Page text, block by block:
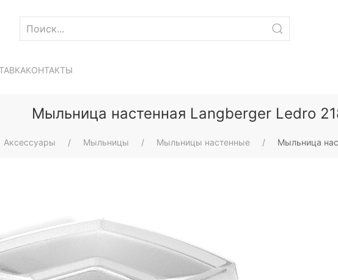
КОНТАКТЫ
Мыльница настенная Langberger Ledro
Аксессуары Мыльницы Мыльницы настенные Мыльница